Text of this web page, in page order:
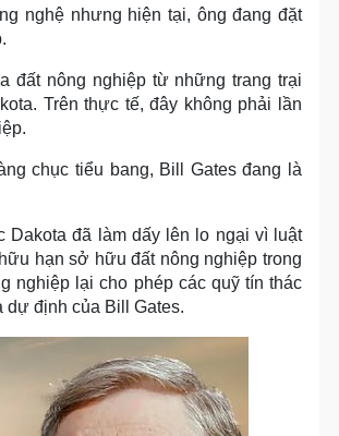
nghệ nhưng hiện tại, ông đang đặt
đất nông nghiệp từ những trang trại
Trên thực tế, đây không phải lần
chục tiểu bang, Bill Gates đang là
đã làm dấy lên lo ngại vì luật
hạn sở hữu đất nông nghiệp trong
nghiệp lại cho phép các quỹ tín thác
định của Bill Gates.